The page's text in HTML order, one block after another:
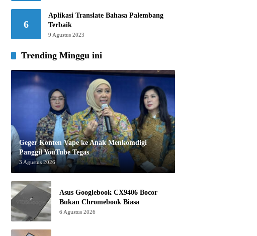
6
Aplikasi Translate Bahasa Palembang
Terbaik
9 Agustus 2023
Trending Minggu ini
Geger Konten Vape ke Anak Menkomdigi
Panggil YouTube Tegas
3 Agustus 2026
Asus Googlebook CX9406 Bocor
Bukan Chromebook Biasa
6 Agustus 2026